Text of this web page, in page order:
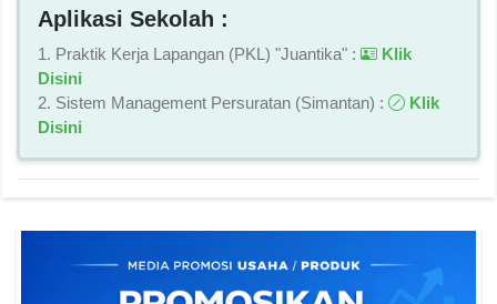
Aplikasi Sekolah :
1. Praktik Kerja Lapangan (PKL) "Juantika" :
Klik
Disini
2. Sistem Management Persuratan (Simantan) :
Klik
Disini